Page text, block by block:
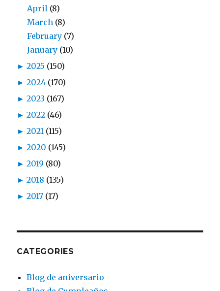
April (8)
March (8)
February (7)
January (10)
► 2025 (150)
► 2024 (170)
► 2023 (167)
► 2022 (46)
► 2021 (115)
► 2020 (145)
► 2019 (80)
► 2018 (135)
► 2017 (17)
CATEGORIES
Blog de aniversario